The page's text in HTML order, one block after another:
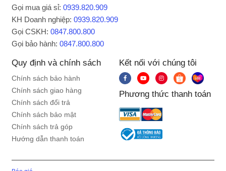
Kết nối với chúng tôi
Phương thức thanh toán
Gọi mua giá sỉ:0939.820.909
KH Doanh nghiệp:0939.820.909
Gọi CSKH:0847.800.800
Gọi bảo hành:0847.800.800
Quy định và chính sách
Chính sách bảo hành
Chính sách giao hàng
Chính sách đổi trả
Chính sách bảo mật
Chính sách trả góp
Hướng dẫn thanh toán